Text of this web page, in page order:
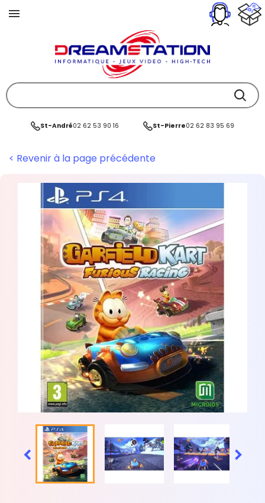
St-André02 62 53 90 16 St-Pierre02 62 83 95 69
< Revenir à la page précédente
 